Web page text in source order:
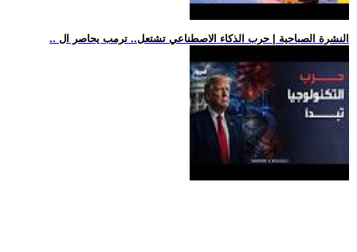
.. النشرة الصباحية | حرب الذكاء الاصطناعي تشتعل.. ترمب يحاصر ال